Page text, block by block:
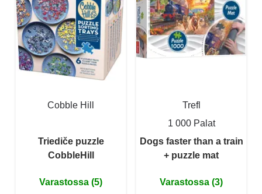
Cobble Hill
Triediče puzzle
CobbleHill
Varastossa (5)
Trefl
1 000 Palat
Dogs faster than a train
+ puzzle mat
Varastossa (3)